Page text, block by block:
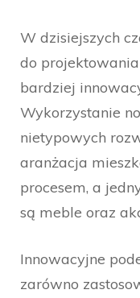
W dzisiejszych
do
bardziej
Wykorzystanie
nietypowych
aranżacja
procesem, a
są meble oraz
Innowacyjne
zarówno